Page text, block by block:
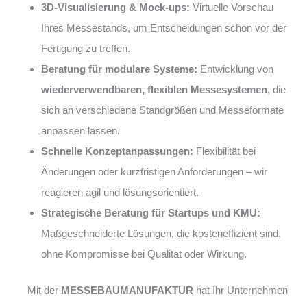
3D-Visualisierung & Mock-ups: Virtuelle Vorschau
Ihres Messestands, um Entscheidungen schon vor der
Fertigung zu treffen.
Beratung für modulare Systeme: Entwicklung von
wiederverwendbaren, flexiblen Messesystemen, die
sich an verschiedene Standgrößen und Messeformate
anpassen lassen.
Schnelle Konzeptanpassungen: Flexibilität bei
Änderungen oder kurzfristigen Anforderungen – wir
reagieren agil und lösungsorientiert.
Strategische Beratung für Startups und KMU:
Maßgeschneiderte Lösungen, die kosteneffizient sind,
ohne Kompromisse bei Qualität oder Wirkung.
Mit der MESSEBAUMANUFAKTUR hat Ihr Unternehmen